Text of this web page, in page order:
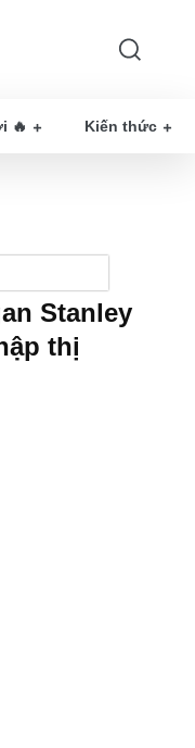
🔥 Kiến thức
Stanley
thị